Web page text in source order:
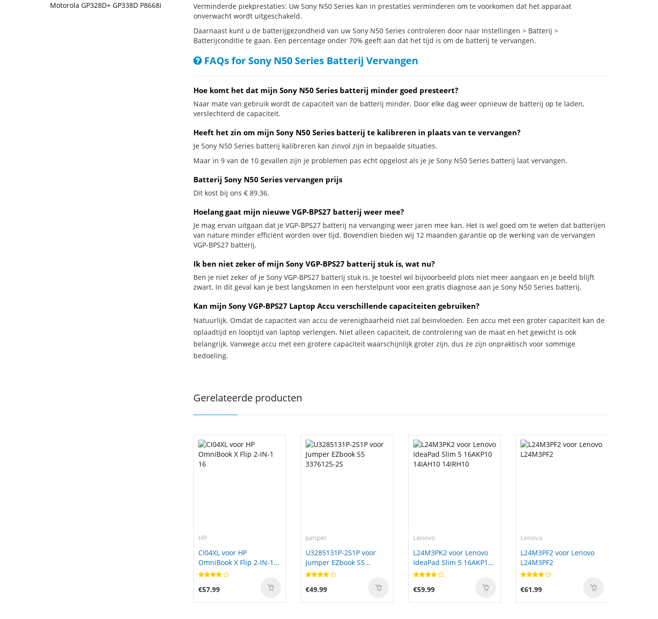
Motorola GP328D+ GP338D P8668i
Verminderde piekprestaties: Uw Sony N50 Series kan in prestaties verminderen om te voorkomen dat het apparaat
onverwacht wordt uitgeschakeld.
Daarnaast kunt u de batterijgezondheid van uw Sony N50 Series controleren door naar Instellingen > Batterij >
Batterijconditie te gaan. Een percentage onder 70% geeft aan dat het tijd is om de batterij te vervangen.
FAQs for Sony N50 Series Batterij Vervangen
Hoe komt het dat mijn Sony N50 Series batterij minder goed presteert?
Naar mate van gebruik wordt de capaciteit van de batterij minder. Door elke dag weer opnieuw de batterij op te laden,
verslechterd de capaciteit.
Heeft het zin om mijn Sony N50 Series batterij te kalibreren in plaats van te vervangen?
Je Sony N50 Series batterij kalibreren kan zinvol zijn in bepaalde situaties.
Maar in 9 van de 10 gevallen zijn je problemen pas echt opgelost als je je Sony N50 Series batterij laat vervangen.
Batterij Sony N50 Series vervangen prijs
Dit kost bij ons € 89.36.
Hoelang gaat mijn nieuwe VGP-BPS27 batterij weer mee?
Je mag ervan uitgaan dat je VGP-BPS27 batterij na vervanging weer jaren mee kan. Het is wel goed om te weten dat batterijen
van nature minder efficiënt worden over tijd. Bovendien bieden wij 12 maanden garantie op de werking van de vervangen
VGP-BPS27 batterij.
Ik ben niet zeker of mijn Sony VGP-BPS27 batterij stuk is, wat nu?
Ben je niet zeker of je Sony VGP-BPS27 batterij stuk is. Je toestel wil bijvoorbeeld plots niet meer aangaan en je beeld blijft
zwart. In dit geval kan je best langskomen in een herstelpunt voor een gratis diagnose aan je Sony N50 Series batterij.
Kan mijn Sony VGP-BPS27 Laptop Accu verschillende capaciteiten gebruiken?
Natuurlijk. Omdat de capaciteit van accu de verenigbaarheid niet zal beïnvloeden. Een accu met een groter capaciteit kan de
oplaadtijd en looptijd van laptop verlengen. Niet alleen capaciteit, de controlering van de maat en het gewicht is ook
belangrijk. Vanwege accu met een grotere capaciteit waarschijnlijk groter zijn, dus ze zijn onpraktisch voor sommige
bedoeling.
Gerelateerde producten
HP
CI04XL voor HP
OmniBook X Flip 2-IN-1
16
€57.99
Jumper
U3285131P-2S1P voor
Jumper EZbook S5
3376125-2S
€49.99
Lenovo
L24M3PK2 voor Lenovo
IdeaPad Slim 5 16AKP10
14IAH10 14IRH10
€59.99
Lenovo
L24M3PF2 voor Lenovo
L24M3PF2
€61.99